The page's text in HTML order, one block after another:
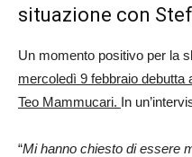
situazione con
Un momento positivo per la
mercoledì 9 febbraio debutta
Teo Mammucari. In
“Mi hanno chiesto di essere